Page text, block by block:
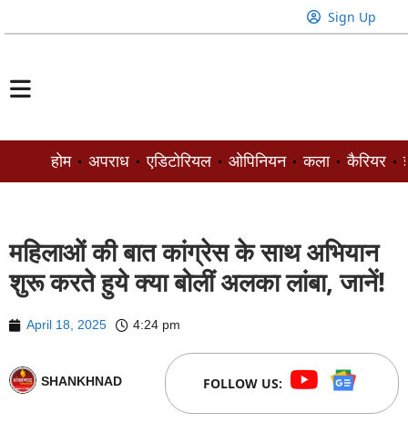
Sign Up
होम अपराध एडिटोरियल ओपिनियन कला कैरियर
महिलाओं की बात कांग्रेस के साथ अभियान
शुरू करते हुये क्या बोलीं अलका लांबा, जानें!
April 18, 2025 4:24 pm
SHANKHNAD FOLLOW US: